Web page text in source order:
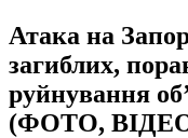
Атака на
загиблих,
руйнування
(ФОТО,